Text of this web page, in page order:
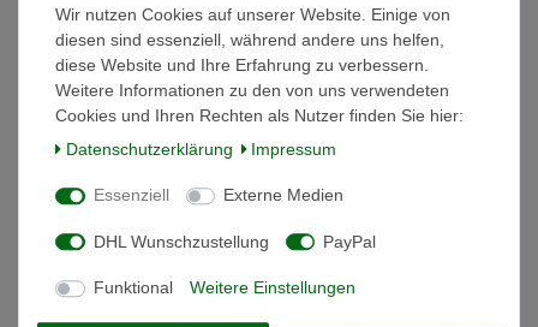
Weitere Details
Informationen zur Produktsicherheit
20 Stück Seilverbinder verzinkt
- geeignet für Ø 6 mm Elektroseile
Ideal für den Weidezaunbau und -reparatur
Wir nutzen Cookies auf unserer Website. Einige von
diesen sind essenziell, während andere uns helfen,
diese Website und Ihre Erfahrung zu verbessern.
Weitere Informationen zu den von uns verwendeten
Cookies und Ihren Rechten als Nutzer finden Sie hier:
Daten­schutz­erklärung
Impressum
Essenziell Externe Medien
DHL Wunschzustellung PayPal
Funktional Weitere Einstellungen